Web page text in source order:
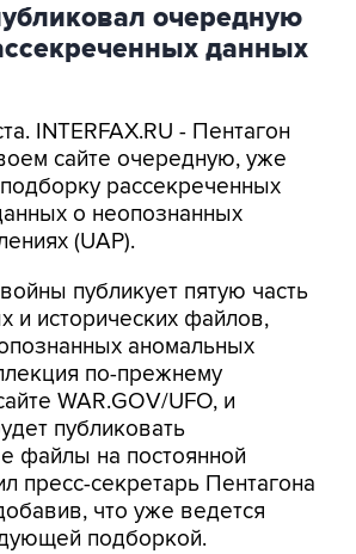
очередную
данных
INTERFAX.RU - Пентагон
сайте очередную, уже
рассекреченных
о неопознанных
(UAP).
публикует пятую часть
и исторических файлов,
аномальных
по-прежнему
WAR.GOV/UFO, и
публиковать
файлы на постоянной
пресс-секретарь Пентагона
что уже ведется
подборкой.